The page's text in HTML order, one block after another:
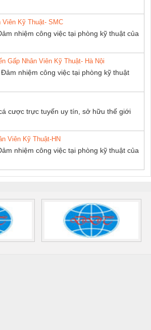
Viên Kỹ Thuật- SMC
nhiệm công việc tại phòng kỹ thuật của
Gấp Nhân Viên Kỹ Thuật- Hà Nội
nhiệm công việc tại phòng kỹ thuật
cược trực tuyến uy tín, sở hữu thế giới
Viên Kỹ Thuật-HN
nhiệm công việc tại phòng kỹ thuật của